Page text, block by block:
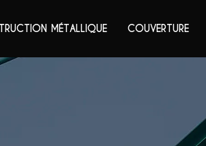
MÉTALLIQUE COUVERTURE